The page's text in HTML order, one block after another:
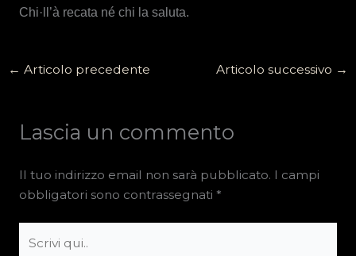
Chi·ll’à recata né chi la saluta.
← Articolo precedente Articolo successivo →
Lascia un commento
Il tuo indirizzo email non sarà pubblicato. I campi
obbligatori sono contrassegnati *
qui..